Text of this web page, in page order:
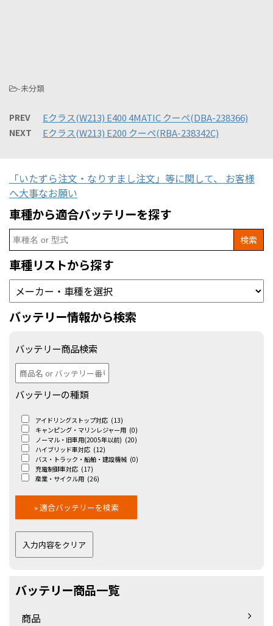
-未分類
PREV Eクラス(W213) E400 4MATIC クーペ(DBA-238366)
NEXT Eクラス(W213) E200 クーペ(RBA-238342C)
「いたずら注文・なりすまし注文」等に関して、 お客様
へ大事なお願い
車種から適合バッテリーを探す
Search
for:
車種リストから探す
バッテリー情報から検索
バッテリー商品検索
バッテリーの種類
アイドリングストップ対応 (13)
キャンピング・マリンレジャー用 (0)
ノーマル・旧車用(2005年以前) (20)
ハイブリッド車対応 (12)
バス・トラック・船舶・建設機械 (0)
充電制御車対応 (17)
産業・サイクル用 (26)
バッテリー商品一覧
商品